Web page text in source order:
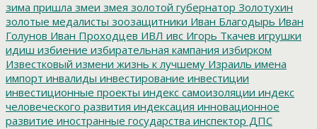
зима пришла змеи змея золотой губернатор Золотухин
золотые медалисты зоозащитники Иван Благодырь Иван
Голунов Иван Проходцев ИВЛ ивс Игорь Ткачев игрушки
идиш избиение избирательная кампания избирком
Известковый измени жизнь к лучшему Израиль имена
импорт инвалиды инвестирование инвестиции
инвестиционные проекты индекс самоизоляции индекс
человеческого развития индексация инновационное
развитие иностранные государства инспектор ДПС